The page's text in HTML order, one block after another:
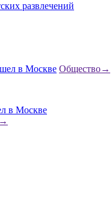
развлечений
Общество→
в Москве
→